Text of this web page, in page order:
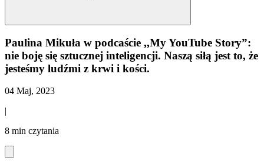
Paulina Mikuła w podcaście ,,My YouTube Story”:
nie boję się sztucznej inteligencji. Naszą siłą jest to, że
jesteśmy ludźmi z krwi i kości.
04 Maj, 2023
|
8 min czytania